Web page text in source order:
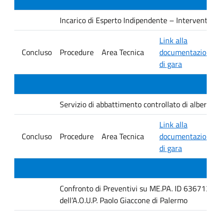
Incarico di Esperto Indipendente – Interventi
Concluso Procedure Area Tecnica
Link alla
documentazione
di gara
Servizio di abbattimento controllato di
Concluso Procedure Area Tecnica
Link alla
documentazione
di gara
Confronto di Preventivi su ME.PA. ID 6367131
dell’A.O.U.P. Paolo Giaccone di Palermo